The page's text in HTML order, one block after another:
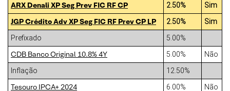
ARX Denali XP Seg Prev FIC RF CP 2.50% Sim
JGP Crédito Adv XP Seg FIC RF Prev CP LP 2.50%
Sim
Prefixado
5.00%
CDB Banco Original 10.8% 4Y 5.00%
Não
Inflação
12.50%
Tesouro IPCA+ 2024 6.00% Não